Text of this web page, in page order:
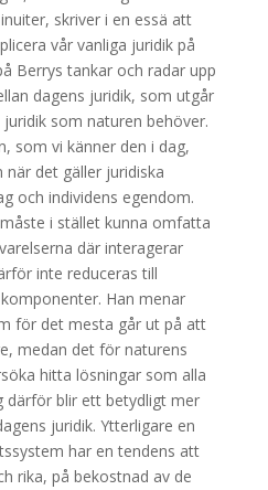
skriver i en essä att
vår vanliga juridik på
Berrys tankar och radar upp
dagens juridik, som utgår
som naturen behöver.
som vi känner den i dag,
när det gäller juridiska
och individens egendom.
i stället kunna omfatta
där interagerar
inte reduceras till
Han menar
för det mesta går ut på att
medan det för naturens
hitta lösningar som alla
därför blir ett betydligt mer
juridik. Ytterligare en
har en tendens att
rika, på bekostnad av de